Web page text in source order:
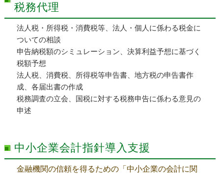
税務代理
法人税・所得税・消費税等、法人・個人に係わる税金に
ついての相談
申告納税額のシミュレーション、決算利益予想に基づく
税額予想
法人税、消費税、所得税等申告書、地方税の申告書作
成、各届出書の作成
税務調査の立会、国税に対する税務申告に係わる意見の
申述
中小企業会計指針導入支援
金融機関の信頼を得るための「中小企業の会計に関